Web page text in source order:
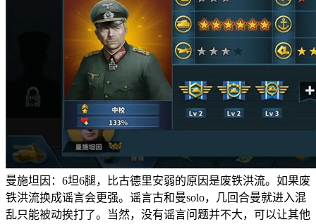
曼施坦因：6坦6腿，比古德里安弱的原因是废铁洪流。如果废
铁洪流换成谣言会更强。谣言古和曼solo，几回合曼就进入混
乱只能被动挨打了。当然，没有谣言问题并不大，可以让其他